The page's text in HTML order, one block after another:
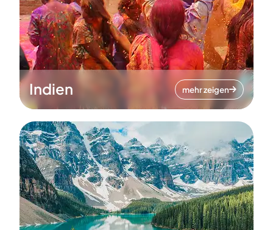
Indien mehr zeigen